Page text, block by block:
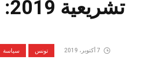
تشريعية 2019: النّتائج الأوليّة للإنتخابات التّشريعيّة في ولاية قبلي
تونس سياسة 7 أكتوبر، 2019